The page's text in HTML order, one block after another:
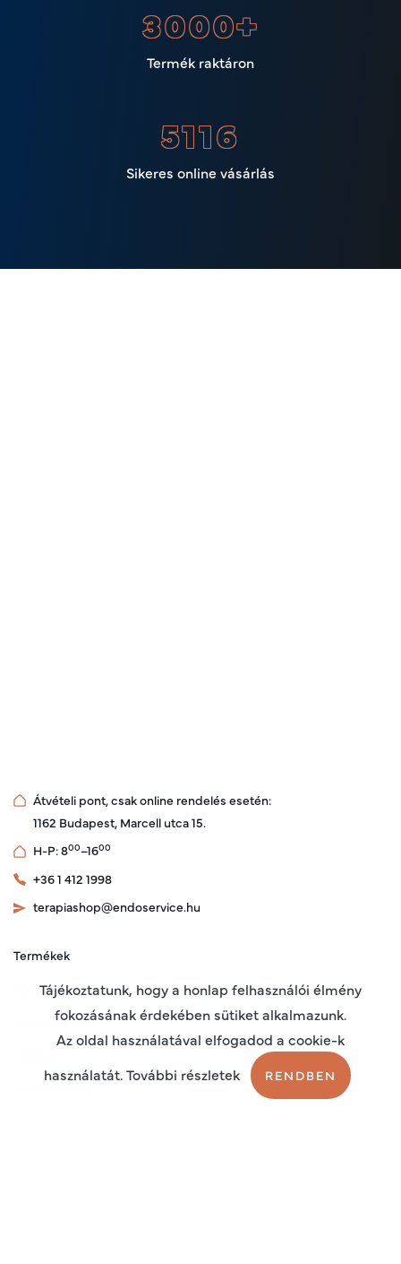
3000+
Termék raktáron
6310
Sikeres online vásárlás
Átvételi pont, csak online rendelés esetén:
1162 Budapest, Marcell utca 15.
H-P: 800–1600
+36 1 412 1998
terapiashop@endoservice.hu
Termékek
Rólunk
Készülékeinkről
Tájékoztatunk, hogy a honlap felhasználói élmény
fokozásának érdekében sütiket alkalmazunk.
Az oldal használatával elfogadod a cookie-k
használatát. További részletek
RENDBEN